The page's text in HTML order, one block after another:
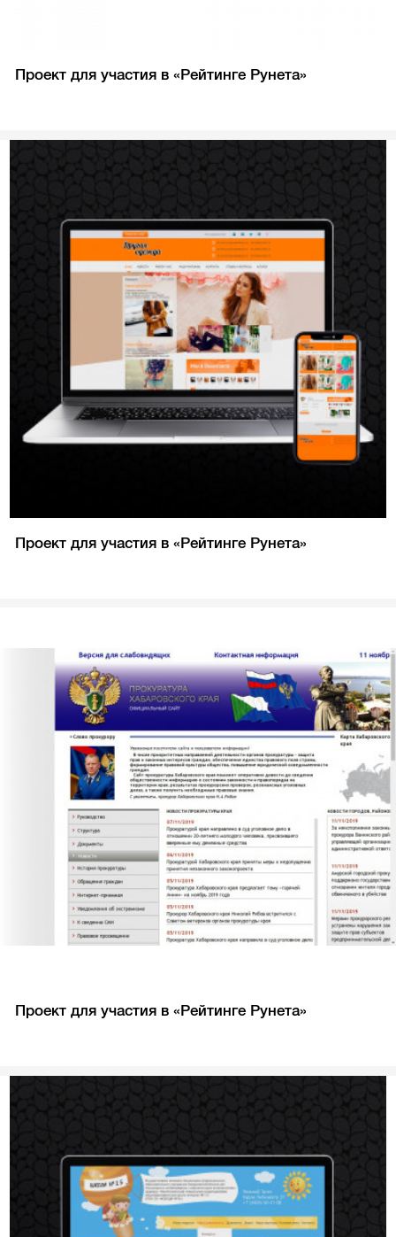
Проект для участия в «Рейтинге Рунета»
Проект для участия в «Рейтинге Рунета»
Проект для участия в «Рейтинге Рунета»